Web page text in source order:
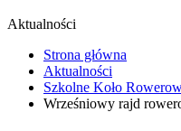
Aktualności
Strona główna
Aktualności
Szkolne Koło
Wrześniowy rajd